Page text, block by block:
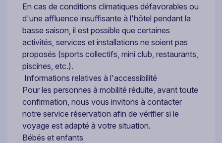
En cas de conditions climatiques défavorables ou
d'une affluence insuffisante à l'hôtel pendant la
basse saison, il est possible que certaines
activités, services et installations ne soient pas
proposés (sports collectifs, mini club, restaurants,
piscines, etc.).
Informations relatives à l'accessibilité
Pour les personnes à mobilité réduite, avant toute
confirmation, nous vous invitons à contacter
notre service réservation afin de vérifier si le
voyage est adapté à votre situation.
Bébés et enfants